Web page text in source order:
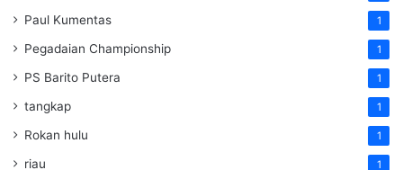
Paul Kumentas 1
Pegadaian Championship 1
PS Barito Putera 1
tangkap 1
Rokan hulu 1
riau 1